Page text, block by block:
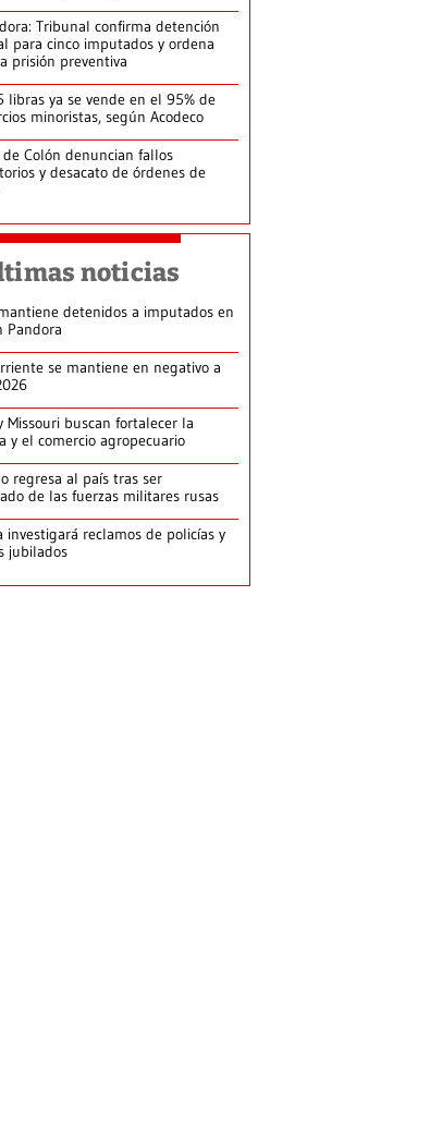
Tribunal confirma detención
para cinco imputados y ordena
prisión preventiva
libras ya se vende en el 95% de
minoristas, según Acodeco
de Colón denuncian fallos
y desacato de órdenes de
noticias
detenidos a imputados en
Pandora
se mantiene en negativo a
Missouri buscan fortalecer la
y el comercio agropecuario
regresa al país tras ser
de las fuerzas militares rusas
investigará reclamos de policías y
jubilados